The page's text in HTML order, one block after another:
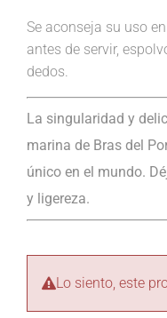
Se aconseja su uso
antes de servir,
dedos.
La singularidad y
marina de Bras del
único en el mundo.
y ligereza.
Lo siento, este